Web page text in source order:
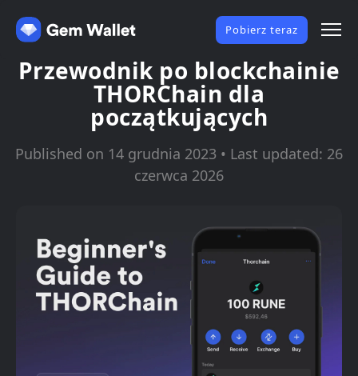
Pobierz teraz
Przewodnik po blockchainie
THORChain dla
początkujących
Published on 14 grudnia 2023 • Last updated: 26
czerwca 2026